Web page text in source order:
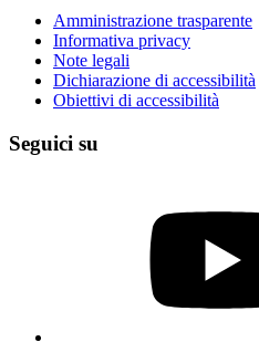
Amministrazione trasparente
Informativa privacy
Note legali
Dichiarazione di accessibilità
Obiettivi di accessibilità
Seguici su